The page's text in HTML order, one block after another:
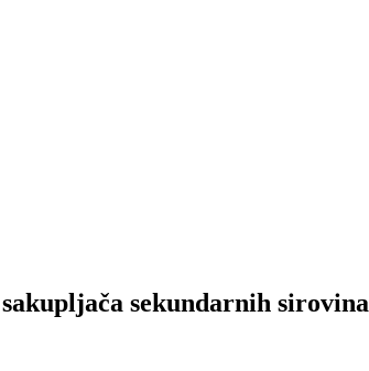
sekundarnih sirovina